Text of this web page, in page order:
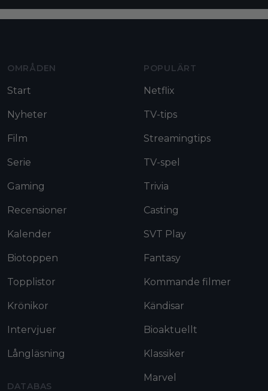
OMRÅDEN
Start
Nyheter
Film
Serie
Gaming
Recensioner
Kalender
Biotoppen
Topplistor
Krönikor
Intervjuer
Långläsning
DATABAS
POPULÄRT
Netflix
TV-tips
Streamingtips
TV-spel
Trivia
Casting
SVT Play
Fantasy
Kommande filmer
Kändisar
Bioaktuellt
Klassiker
Marvel